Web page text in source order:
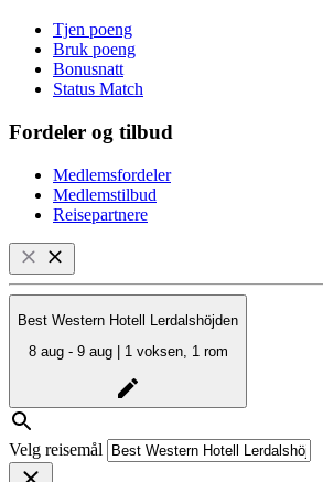
Tjen poeng
Bruk poeng
Bonusnatt
Status Match
Fordeler og tilbud
Medlemsfordeler
Medlemstilbud
Reisepartnere
Best Western Hotell Lerdalshöjden
8 aug - 9 aug | 1 voksen, 1 rom
Velg reisemål